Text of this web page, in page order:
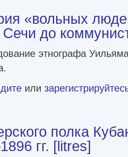
«вольных
до
этнографа
«вольных людей» от Запорожской
или
полка
гг. [litres]